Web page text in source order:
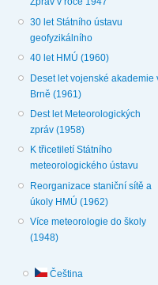
30 let Státního ústavu
geofyzikálního
40 let HMÚ (1960)
Deset let vojenské akademie
Brně (1961)
Dest let Meteorologických
zpráv (1958)
K třicetiletí Státního
meteorologického ústavu
Reorganizace staniční sítě a
úkoly HMÚ (1962)
Více meteorologie do školy
(1948)
Čeština